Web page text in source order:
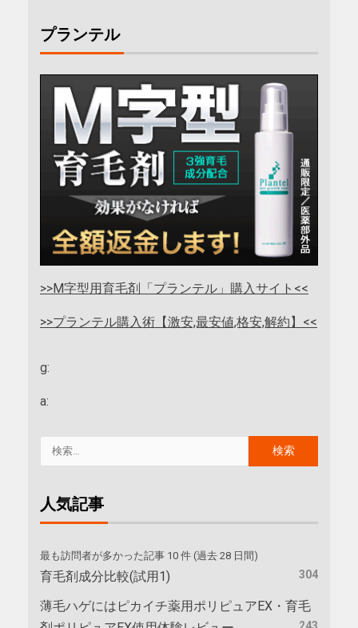
プランテル
>>M字型用育毛剤「プランテル」購入サイト<<
>>プランテル購入術【激安,最安値,格安,解約】<<
g:
a:
人気記事
最も訪問者が多かった記事 10 件 (過去 28 日間)
育毛剤成分比較(試用1) 304
薄毛ハゲにはピカイチ薬用ポリピュアEX・育毛